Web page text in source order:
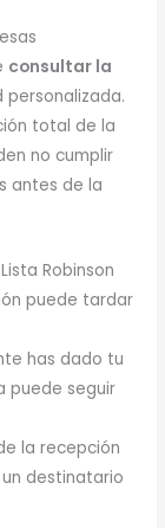
consultar la
personalizada.
total de la
no cumplir
antes de la
Robinson
puede tardar
has dado tu
puede seguir
la recepción
destinatario